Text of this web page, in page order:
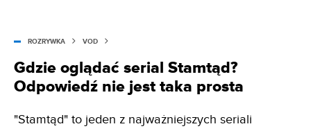
ROZRYWKA VOD
Gdzie oglądać serial Stamtąd?
Odpowiedź nie jest taka prosta
"Stamtąd" to jeden z najważniejszych seriali